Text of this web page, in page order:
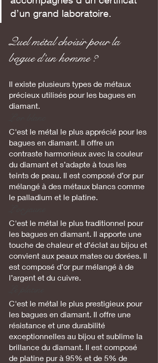
d’un grand laboratoire.
Quel métal choisir pour la
bague d’un homme ?
Il existe plusieurs types de métaux
précieux utilisés pour les bagues en
diamant.
C'est le métal le plus apprécié pour les
bagues en diamant. Il offre un
contraste harmonieux avec la couleur
du diamant et s’adapte à tous les
teints de peau. Il est composé d’or pur
mélangé à des métaux blancs comme
le palladium et le platine.
C'est le métal le plus traditionnel pour
les bagues en diamant. Il apporte une
touche de chaleur et d’éclat au bijou et
convient aux peaux mates ou dorées. Il
est composé d’or pur mélangé à de
l’argent et du cuivre.
C'est le métal le plus prestigieux pour
les bagues en diamant. Il offre une
résistance et une durabilité
exceptionnelles au bijou et sublime la
brillance du diamant. Il est composé
de platine pur à 95% et de 5% de